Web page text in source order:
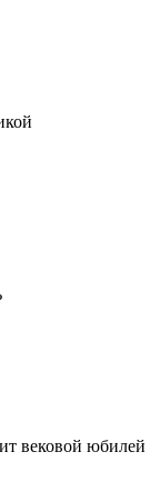
вековой юбилей